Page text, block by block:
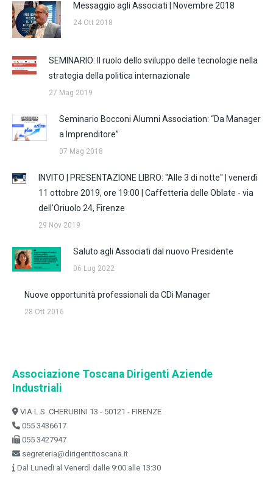
Messaggio agli Associati | Novembre 2018
24 Ott 2018
SEMINARIO: Il ruolo dello sviluppo delle tecnologie nella
strategia della politica internazionale
27 Mag 2019
Seminario Bocconi Alumni Association: “Da Manager
a Imprenditore”
07 Mag 2018
INVITO | PRESENTAZIONE LIBRO: "Alle 3 di notte" | venerdì
11 ottobre 2019, ore 19:00 | Caffetteria delle Oblate - via
dell'Oriuolo 24, Firenze
29 Nov 2019
Saluto agli Associati dal nuovo Presidente
06 Lug 2022
Nuove opportunità professionali da CDi Manager
28 Ott 2016
Associazione Toscana Dirigenti Aziende
Industriali
VIA L.S. CHERUBINI 13 - 50121 - FIRENZE
055 3436617
055 3427947
segreteria@dirigentitoscana.it
Dal Lunedì al Venerdì dalle 9:00 alle 13:30